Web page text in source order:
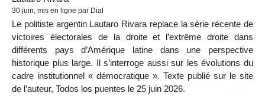
30 juin, mis en ligne par Dial
Le politiste argentin Lautaro Rivara replace la série récente de
victoires électorales de la droite et l’extrême droite dans
différents pays d’Amérique latine dans une perspective
historique plus large. Il s’interroge aussi sur les évolutions du
cadre institutionnel « démocratique ». Texte publié sur le site
de l’auteur, Todos los puentes le 25 juin 2026.